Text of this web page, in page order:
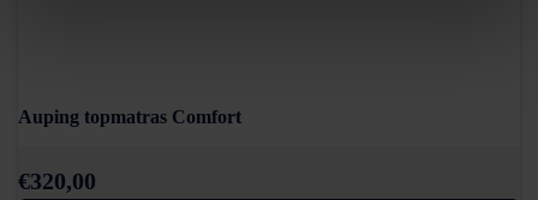
Auping topmatras Comfort
€320,00